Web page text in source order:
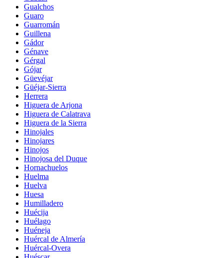
Gualchos
Guaro
Guarromán
Guillena
Gádor
Génave
Gérgal
Gójar
Güevéjar
Güéjar-Sierra
Herrera
Higuera de Arjona
Higuera de Calatrava
Higuera de la Sierra
Hinojales
Hinojares
Hinojos
Hinojosa del Duque
Hornachuelos
Huelma
Huelva
Huesa
Humilladero
Huécija
Huélago
Huéneja
Huércal de Almería
Huércal-Overa